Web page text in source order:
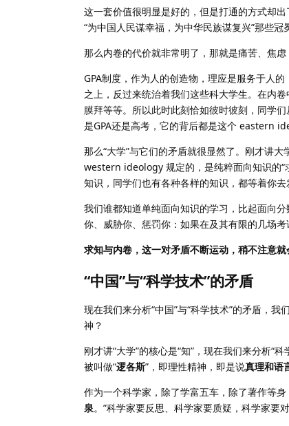
这一套价值很明显是好的，但是打通的方式却
“为中国人民谋幸福，为中华民族谋复兴”那些
那么内卷的代价就非常明了，那就是痛苦、焦
GPA制度，作为人的创造物，理应是服务于人
之上，反过来统治着我们这些科大学生。在内
膜拜等等。所以此时此刻恰如彼时彼刻，同学
是GPA还是高考，它的背后都是这个 eastern
那么“大学”与它们的矛盾就很显然了。刚才讲
western ideology 规定的，是纯粹面向知识的“
知识，同学们也有各种各样的知识，都等着你
我们谁都知道单纯面向知识的学习，比起面向
你、威胁你、惩罚你：如果在及其有限的几场考
求知与内卷，这一对矛盾不断运动，稍不注意就
“中国”与“科学技术”的矛盾
现在我们来分析“中国”与“科学技术”的矛盾，我
神？
刚才讲“大学”的核心是“知”，现在我们来分析“
被叫做“逻各斯”，即理性精神，即是说真理和语
作为一个科学家，除了学富五车，除了著作等
泉。”科学家要反思、科学家要质疑，科学家要